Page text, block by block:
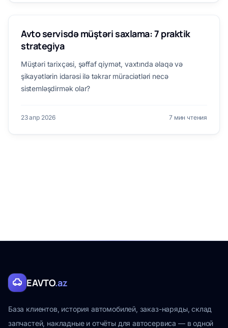
Avto servisdə müştəri saxlama: 7 praktik
strategiya
Müştəri tarixçəsi, şəffaf qiymət, vaxtında əlaqə və
şikayətlərin idarəsi ilə təkrar müraciətləri necə
sistemləşdirmək olar?
23 апр 2026 7 мин чтения
EAVTO.az
База клиентов, история автомобилей, заказ-наряды, склад
запчастей, накладные и отчёты для автосервиса — в одной